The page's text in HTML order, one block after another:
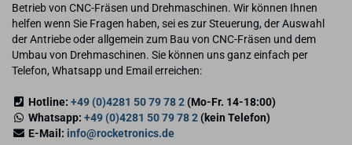
Betrieb von CNC-Fräsen und Drehmaschinen. Wir können Ihnen
helfen wenn Sie Fragen haben, sei es zur Steuerung, der Auswahl
der Antriebe oder allgemein zum Bau von CNC-Fräsen und dem
Umbau von Drehmaschinen. Sie können uns ganz einfach per
Telefon, Whatsapp und Email erreichen:
Hotline: +49 (0)4281 50 79 78 2(Mo-Fr. 14-18:00)
Whatsapp: +49 (0)4281 50 79 78 2(kein Telefon)
E-Mail: info@rocketronics.de